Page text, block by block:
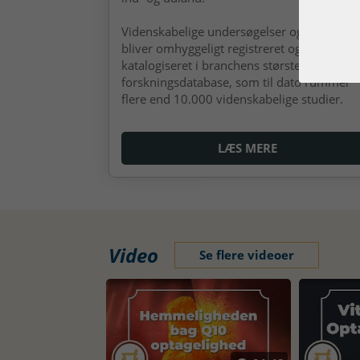
Videnskabelige undersøgelser og artikler
bliver omhyggeligt registreret og
katalogiseret i branchens største
forskningsdatabase, som til dato rummer
flere end 10.000 videnskabelige studier.
LÆS MERE
Video Se flere videoer